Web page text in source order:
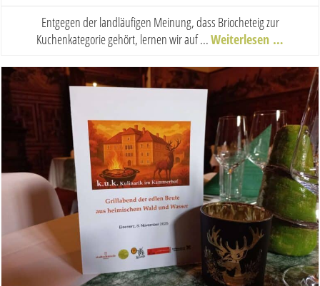
Entgegen der landläufigen Meinung, dass Briocheteig zur
Kuchenkategorie gehört, lernen wir auf ...Weiterlesen …